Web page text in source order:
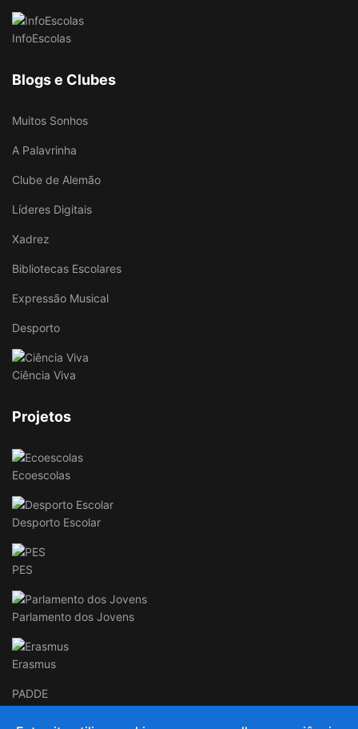
InfoEscolas
Blogs e Clubes
Muitos Sonhos
A Palavrinha
Clube de Alemão
Líderes Digitais
Xadrez
Bibliotecas Escolares
Expressão Musical
Desporto
Ciência Viva
Projetos
Ecoescolas
Desporto Escolar
PES
Parlamento dos Jovens
Erasmus
PADDE